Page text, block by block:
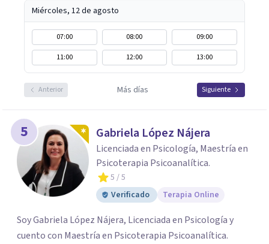
Miércoles, 12 de agosto
07:00 08:00
09:00
11:00
12:00 13:00
Anterior Más días Siguiente
5 Gabriela López Nájera
Licenciada en Psicología, Maestría en
Psicoterapia Psicoanalítica.
5 / 5
Verificado
Terapia Online
Soy Gabriela López Nájera, Licenciada en Psicología y
cuento con Maestría en Psicoterapia Psicoanalítica.